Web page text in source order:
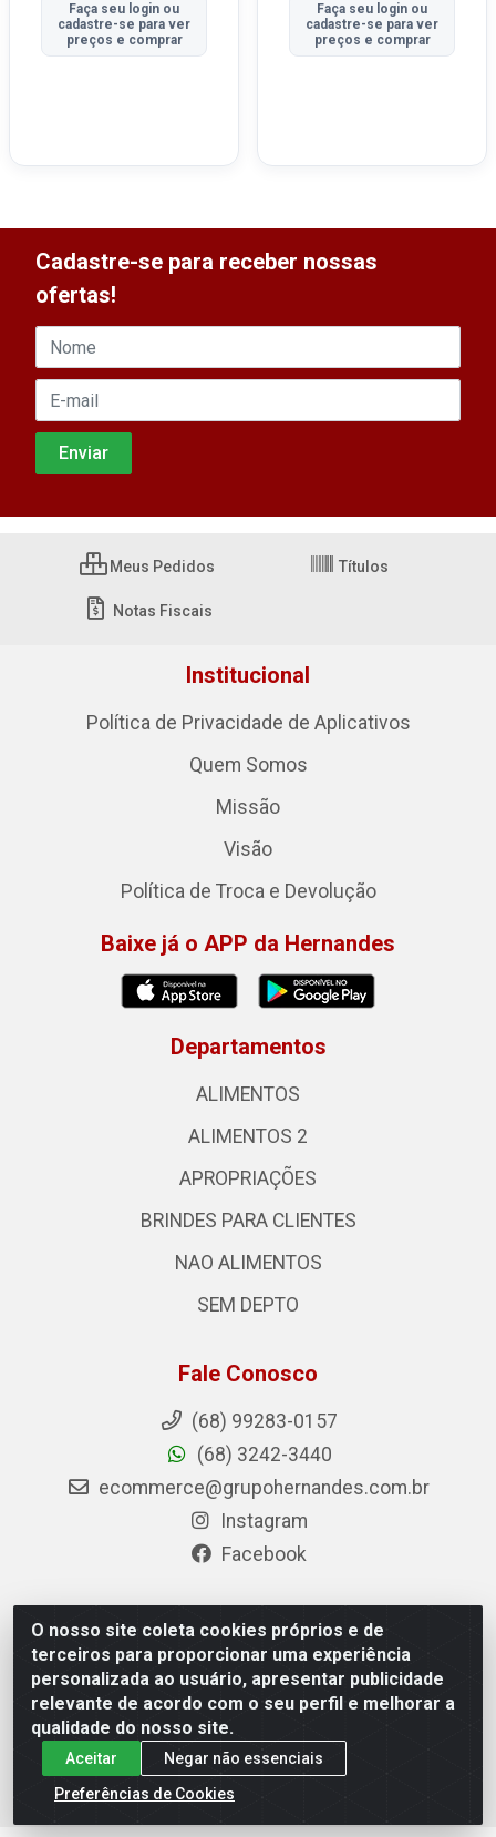
Faça seu login ou
cadastre-se para ver
preços e comprar
Faça seu login ou
cadastre-se para ver
preços e comprar
O nosso site coleta cookies próprios e de
terceiros para proporcionar uma experiência
personalizada ao usuário, apresentar publicidade
relevante de acordo com o seu perfil e melhorar a
qualidade do nosso site.
Aceitar
Negar não essenciais
Preferências de Cookies
Cadastre-se para receber nossas
ofertas!
Meus Pedidos Títulos
Notas Fiscais
Institucional
Política de Privacidade de Aplicativos
Quem Somos
Missão
Visão
Política de Troca e Devolução
Baixe já o APP da Hernandes
Departamentos
ALIMENTOS
ALIMENTOS 2
APROPRIAÇÕES
BRINDES PARA CLIENTES
NAO ALIMENTOS
SEM DEPTO
Fale Conosco
(68) 99283-0157
(68) 3242-3440
ecommerce@grupohernandes.com.br
Instagram
Facebook
Hernandes - Atacado e Distribuições - Rodovia
Transacreana, 2155 - Floresta Sul, Rio Branco/AC - CEP
69.912-290 - CNPJ 12.996.556/0001-69